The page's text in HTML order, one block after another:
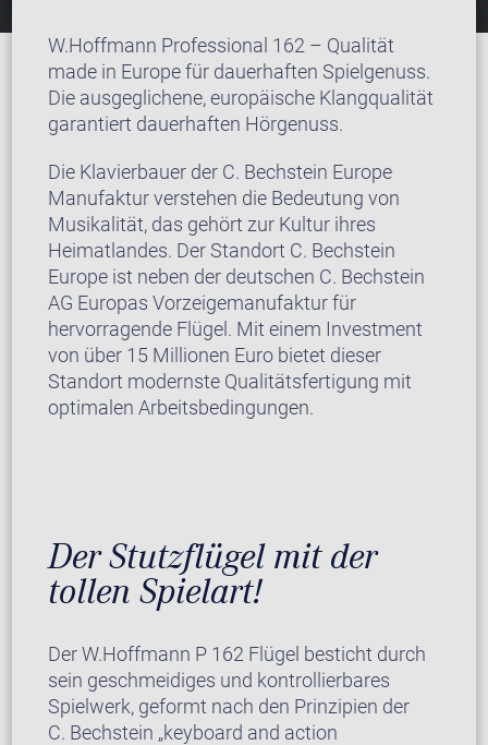
W.Hoffmann Professional 162 – Qualität
made in Europe für dauerhaften Spielgenuss.
Die ausgeglichene, europäische Klangqualität
garantiert dauerhaften Hörgenuss.
Die Klavierbauer der C. Bechstein Europe
Manufaktur verstehen die Bedeutung von
Musikalität, das gehört zur Kultur ihres
Heimatlandes. Der Standort C. Bechstein
Europe ist neben der deutschen C. Bechstein
AG Europas Vorzeigemanufaktur für
hervorragende Flügel. Mit einem Investment
von über 15 Millionen Euro bietet dieser
Standort modernste Qualitätsfertigung mit
optimalen Arbeitsbedingungen.
Der Stutzflügel mit der
tollen Spielart!
Der W.Hoffmann P 162 Flügel besticht durch
sein geschmeidiges und kontrollierbares
Spielwerk, geformt nach den Prinzipien der
C. Bechstein „keyboard and action